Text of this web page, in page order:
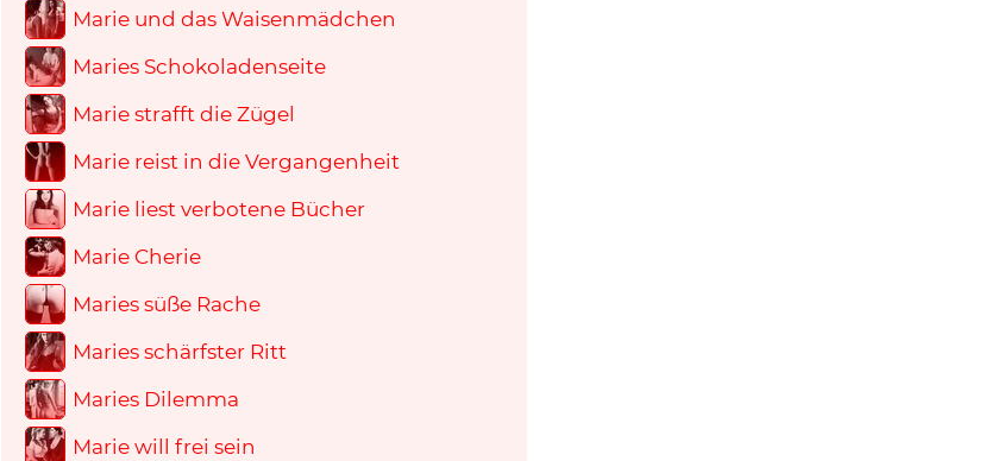
Marie und das Waisenmädchen
Maries Schokoladenseite
Marie strafft die Zügel
Marie reist in die Vergangenheit
Marie liest verbotene Bücher
Marie Cherie
Maries süße Rache
Maries schärfster Ritt
Maries Dilemma
Marie will frei sein